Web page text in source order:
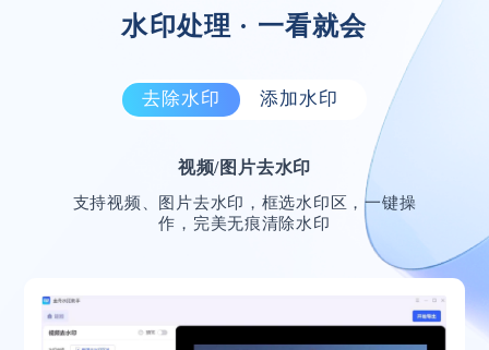
水印处理 · 一看就会
去除水印 添加水印
视频/图片去水印
支持视频、图片去水印，框选水印区，一键操
作，完美无痕清除水印
一直在找的软件，真的很好用，加水印去除
水印都能实现哦，太赞了！